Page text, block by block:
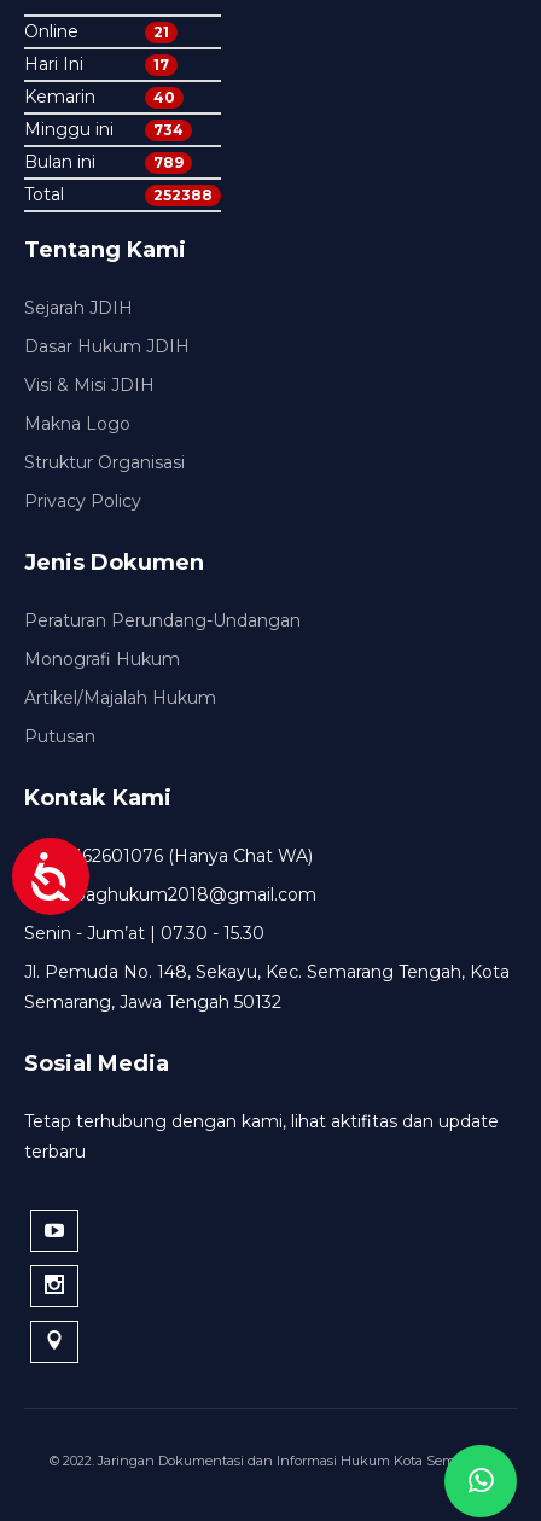
Online 21
Hari Ini 17
Kemarin 40
Minggu ini 734
Bulan ini 789
Total 252388
Tentang Kami
Sejarah JDIH
Dasar Hukum JDIH
Visi & Misi JDIH
Makna Logo
Struktur Organisasi
Privacy Policy
Jenis Dokumen
Peraturan Perundang-Undangan
Monografi Hukum
Artikel/Majalah Hukum
Putusan
Kontak Kami
+6285162601076 (Hanya Chat WA)
setda.baghukum2018@gmail.com
Senin - Jum’at | 07.30 - 15.30
Jl. Pemuda No. 148, Sekayu, Kec. Semarang Tengah, Kota
Semarang, Jawa Tengah 50132
Sosial Media
Tetap terhubung dengan kami, lihat aktifitas dan update
terbaru
© 2022. Jaringan Dokumentasi dan Informasi Hukum Kota Semarang